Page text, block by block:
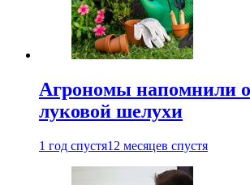
Агрономы напомнили о
луковой шелухи
1 год спустя12 месяцев спустя